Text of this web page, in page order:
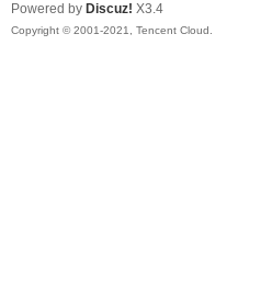
Powered by Discuz! X3.4
Copyright © 2001-2021, Tencent Cloud.